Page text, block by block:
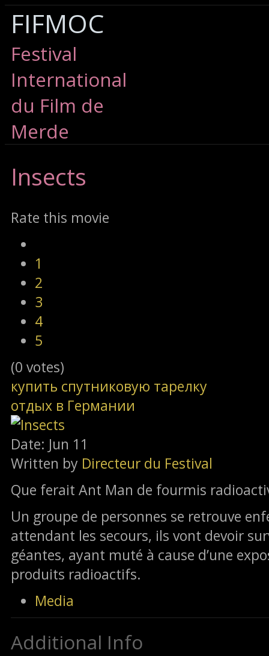
FIFMOC
Festival
International
du Film de
Merde
Insects
Rate this movie
1
2
3
4
5
(0 votes)
купить спутниковую тарелку
отдых в Германии
Date: Jun 11
Written by Directeur du Festival
Que ferait Ant Man de fourmis
Un groupe de personnes se retrouve
attendant les secours, ils vont devoir
géantes, ayant muté à cause d’une
produits radioactifs.
Media
Additional Info